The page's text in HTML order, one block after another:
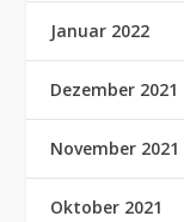
Januar 2022
Dezember 2021
November 2021
Oktober 2021